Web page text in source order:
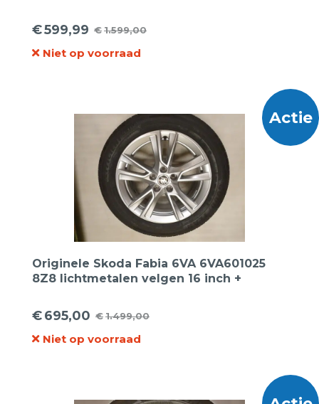
€1.599,00
Oorspronkelijke
prijs
€599,99
Huidige
prijs
Niet op voorraad
Actie
Originele Skoda Fabia 6VA 6VA601025
8Z8 lichtmetalen velgen 16 inch +
€1.499,00
Oorspronkelijke
prijs
€695,00
Huidige
prijs
Niet op voorraad